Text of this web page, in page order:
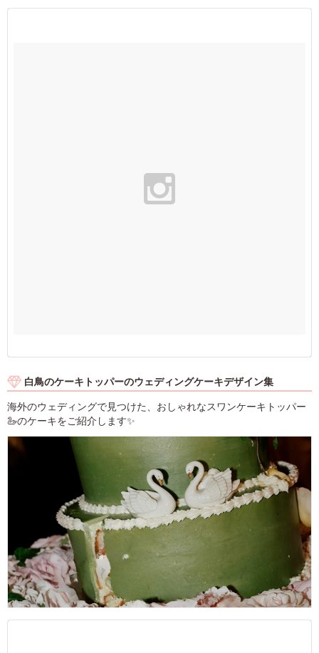
白鳥のケーキトッパーのウェディングケーキデザイン集
海外のウェディングで見つけた、おしゃれなスワンケーキトッパー
🦢のケーキをご紹介します✨